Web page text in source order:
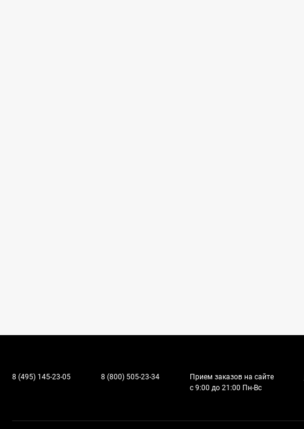
8 (495) 145-23-05 8 (800) 505-23-34
Прием заказов на сайте
с 9:00 до 21:00 Пн-Вс